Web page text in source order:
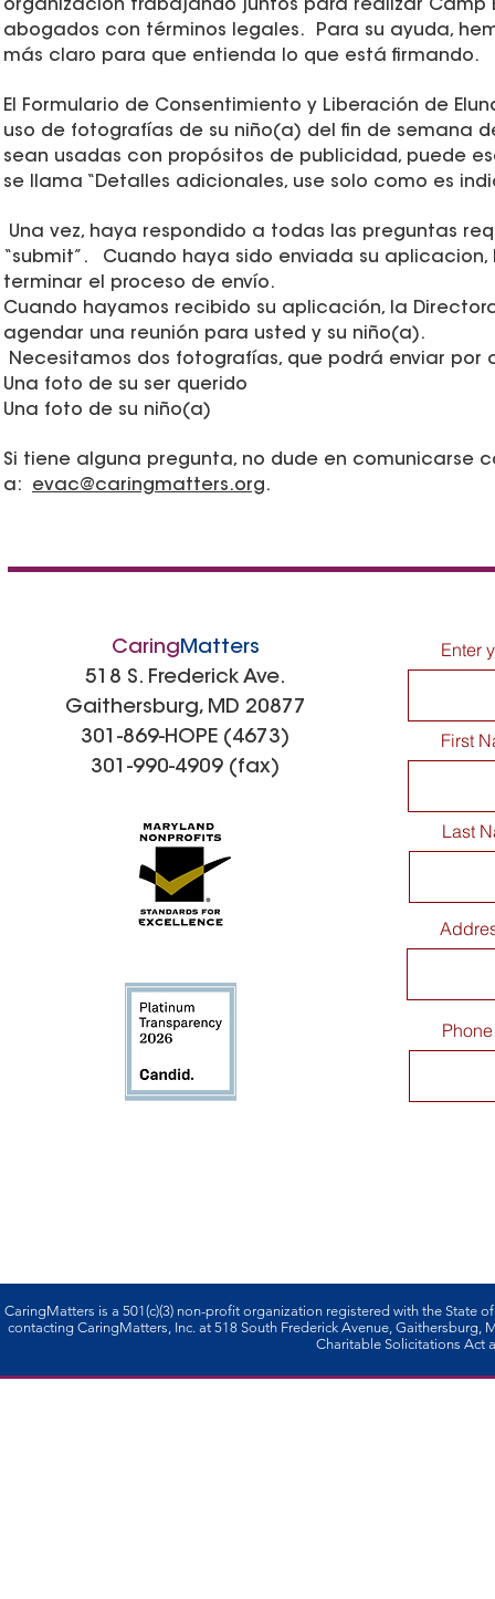
organización trabajando juntos para realizar Camp
abogados con términos legales. Para su ayuda,
más claro para que entienda lo que está firmando.
El Formulario de Consentimiento y Liberación de
uso de fotografías de su niño(a) del fin de semana
sean usadas con propósitos de publicidad, puede
se llama “Detalles adicionales, use solo como es
Una vez, haya respondido a todas las preguntas
“submit”. Cuando haya sido enviada su
terminar el proceso de envío.
Cuando hayamos recibido su aplicación, la
agendar una reunión para usted y su niño(a).
Necesitamos dos fotografías, que podrá enviar
Una foto de su ser querido
Una foto de su niño(a)
Si tiene alguna pregunta, no dude en comunicarse
a: evac@caringmatters.org.
CaringMatters
518 S. Frederick Ave.
Gaithersburg, MD 20877
301-869-HOPE (4673)
301-990-4909 (fax)
Enter
First
Last
Phone
CaringMatters is a 501(c)(3) non-profi­t organization registered with the State
contacting CaringMatters, Inc. at 518 South Frederick Avenue,
Charitable Solicitations Act